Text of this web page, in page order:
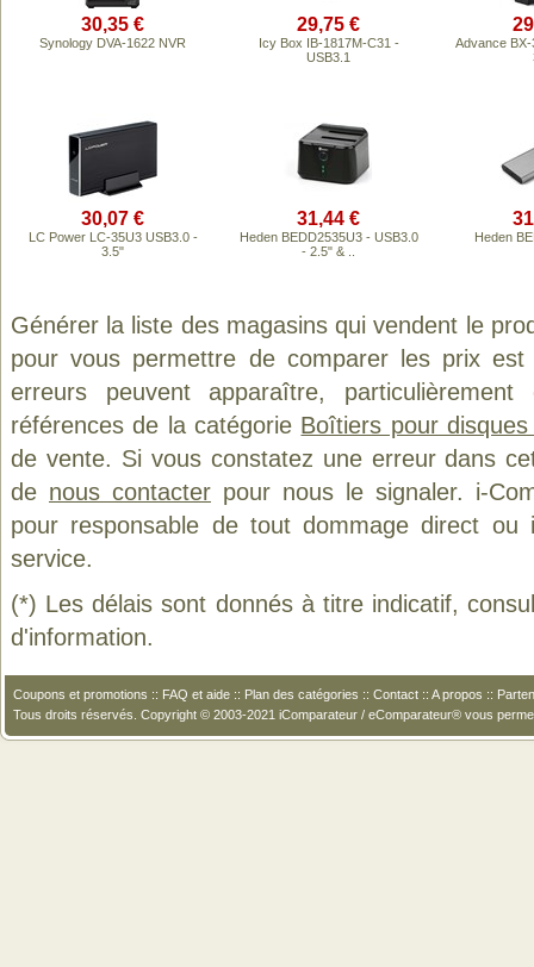
30,35 €
Synology DVA-1622 NVR
29,75 €
Icy Box IB-1817M-C31 -
USB3.1
Advance
30,07 €
LC Power LC-35U3 USB3.0 -
3.5"
31,44 €
Heden BEDD2535U3 - USB3.0
- 2.5" & ..
Heden
Générer la liste des magasins qui vendent le
pour vous permettre de comparer les prix
erreurs peuvent apparaître,
références de la catégorie Boîtiers pour
de vente. Si vous constatez une erreur dans
de nous contacter pour nous le signaler. i-
pour responsable de tout dommage direct
service.
(*) Les délais sont donnés à titre indicatif,
d'information.
Coupons et promotions :: FAQ et aide :: Plan des catégories :: Contact :: A propos ::
Tous droits réservés. Copyright © 2003-2021 iComparateur / eComparateur® vous